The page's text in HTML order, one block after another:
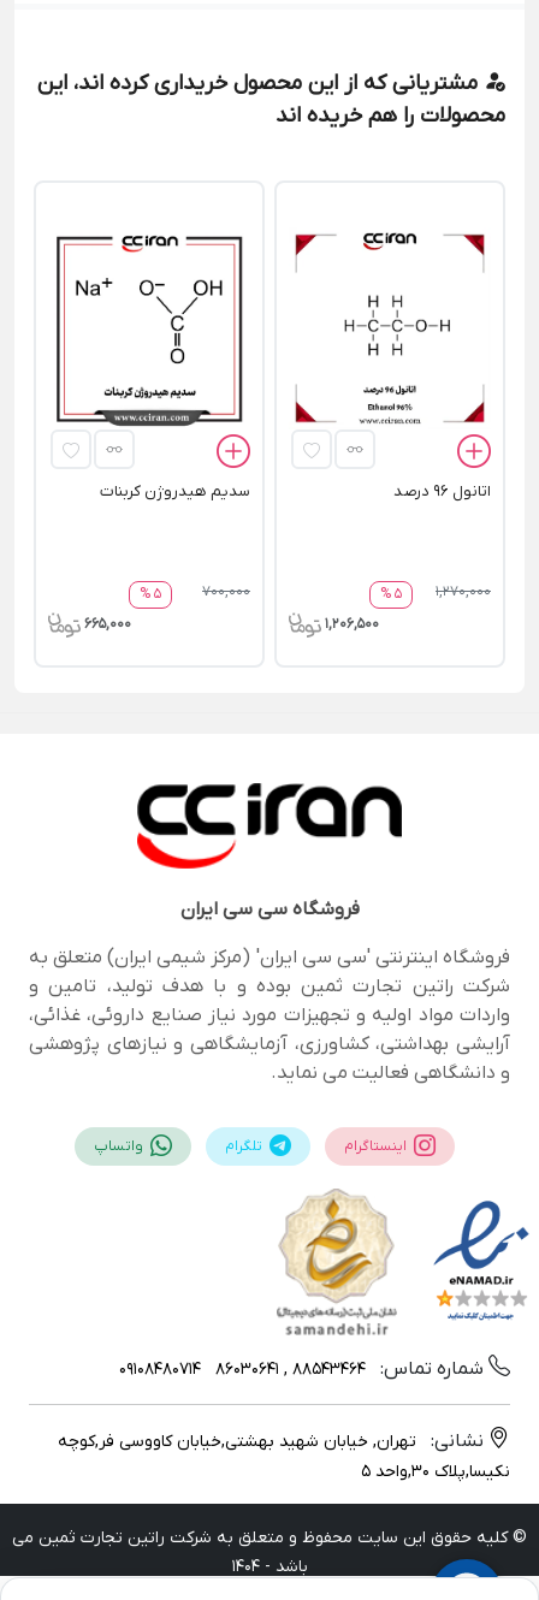
مشتریانی که از این محصول خریداری کرده اند، این
محصولات را هم خریده اند
اتانول 96 درصد
5 %
1,270,000
1,206,500
سدیم هیدروژن کربنات
5 %
700,000
665,000
فروشگاهسی سی ایران
فروشگاه اینترنتی 'سی سی ایران' (مرکز شیمی ایران) متعلق به
شرکت راتین تجارت ثمین بوده و با هدف تولید، تامین و
واردات مواد اولیه و تجهیزات مورد نیاز صنایع داروئی، غذائی،
آرایشی بهداشتی، کشاورزی، آزمایشگاهی و نیازهای پژوهشی
و دانشگاهی فعالیت می نماید.
اینستاگرام تلگرام واتساپ
شماره تماس: 88543464 , 86030641
09108480714
نشانی:
تهران, خیابان شهید بهشتی,خیابان کاووسی فر,کوچه
نکیسا,پلاک 30,واحد 5
© کلیه حقوق این سایت محفوظ و متعلق به شرکت راتین تجارت ثمین می
باشد - 1404